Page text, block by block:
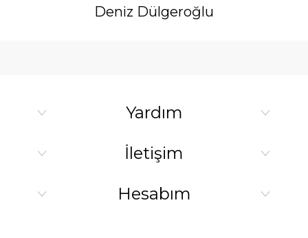
Deniz Dülgeroğlu
Yardım
İletişim
Hesabım